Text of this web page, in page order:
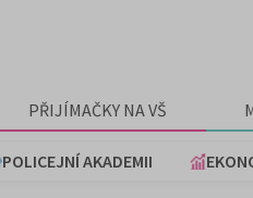
PŘIJÍMAČKY NA VŠ
POLICEJNÍ AKADEMII